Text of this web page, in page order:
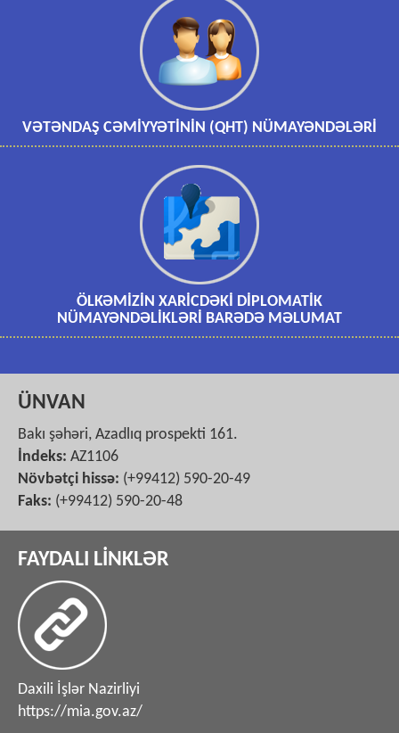
VƏTƏNDAŞ CƏMİYYƏTİNİN (QHT) NÜMAYƏNDƏLƏRİ
ÖLKƏMİZİN XARİCDƏKİ DİPLOMATİK
NÜMAYƏNDƏLİKLƏRİ BARƏDƏ MƏLUMAT
ÜNVAN
Bakı şəhəri, Azadlıq prospekti 161.
İndeks: AZ1106
Növbətçi hissə: (+99412) 590-20-49
Faks: (+99412) 590-20-48
FAYDALI LİNKLƏR
Daxili İşlər Nazirliyi
https://mia.gov.az/